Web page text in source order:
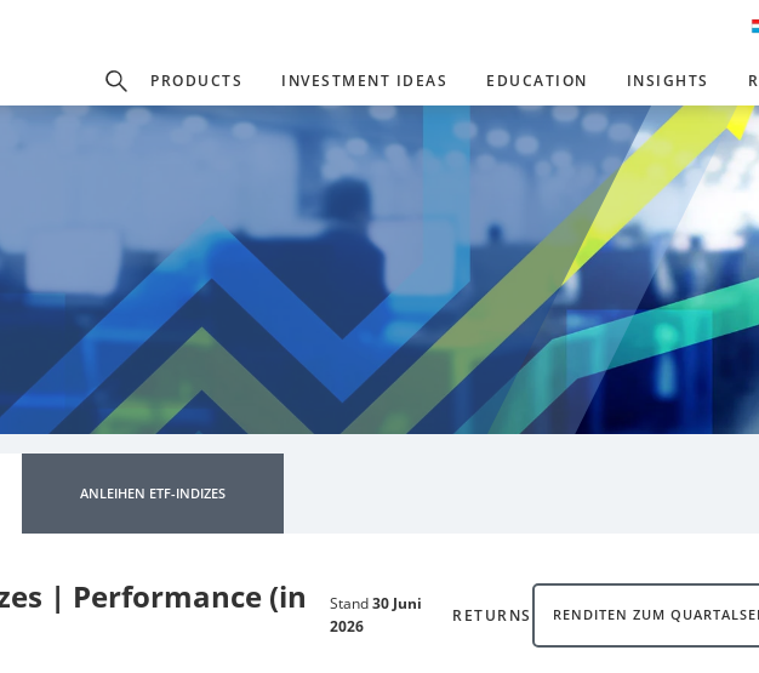
PRODUCTS INVESTMENT IDEAS EDUCATION INSIGHTS
ANLEIHEN ETF-INDIZES
| Performance (in
Stand30 Juni
2026
RETURNS RENDITEN ZUM